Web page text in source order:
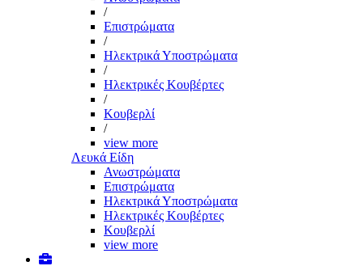
/
Επιστρώματα
/
Ηλεκτρικά Υποστρώματα
/
Ηλεκτρικές Κουβέρτες
/
Κουβερλί
/
view more
Λευκά Είδη
Ανωστρώματα
Επιστρώματα
Ηλεκτρικά Υποστρώματα
Ηλεκτρικές Κουβέρτες
Κουβερλί
view more